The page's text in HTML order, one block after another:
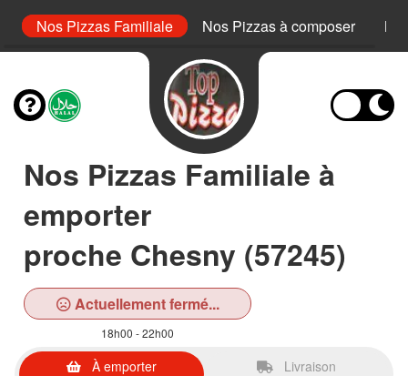
Nos Pizzas Familiale Nos Pizzas à composer
Nos Pizzas Familiale à
emporter
proche Chesny (57245)
Actuellement fermé...
18h00 - 22h00
À emporter Livraison